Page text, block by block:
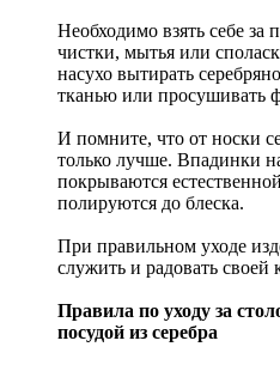
Необходимо взять себе за
чистки, мытья или
насухо вытирать
тканью или просушивать
И помните, что от носки
только лучше. Впадинки
покрываются
полируются до блеска.
При правильном уходе
служить и радовать своей
Правила по уходу за
посудой из серебра